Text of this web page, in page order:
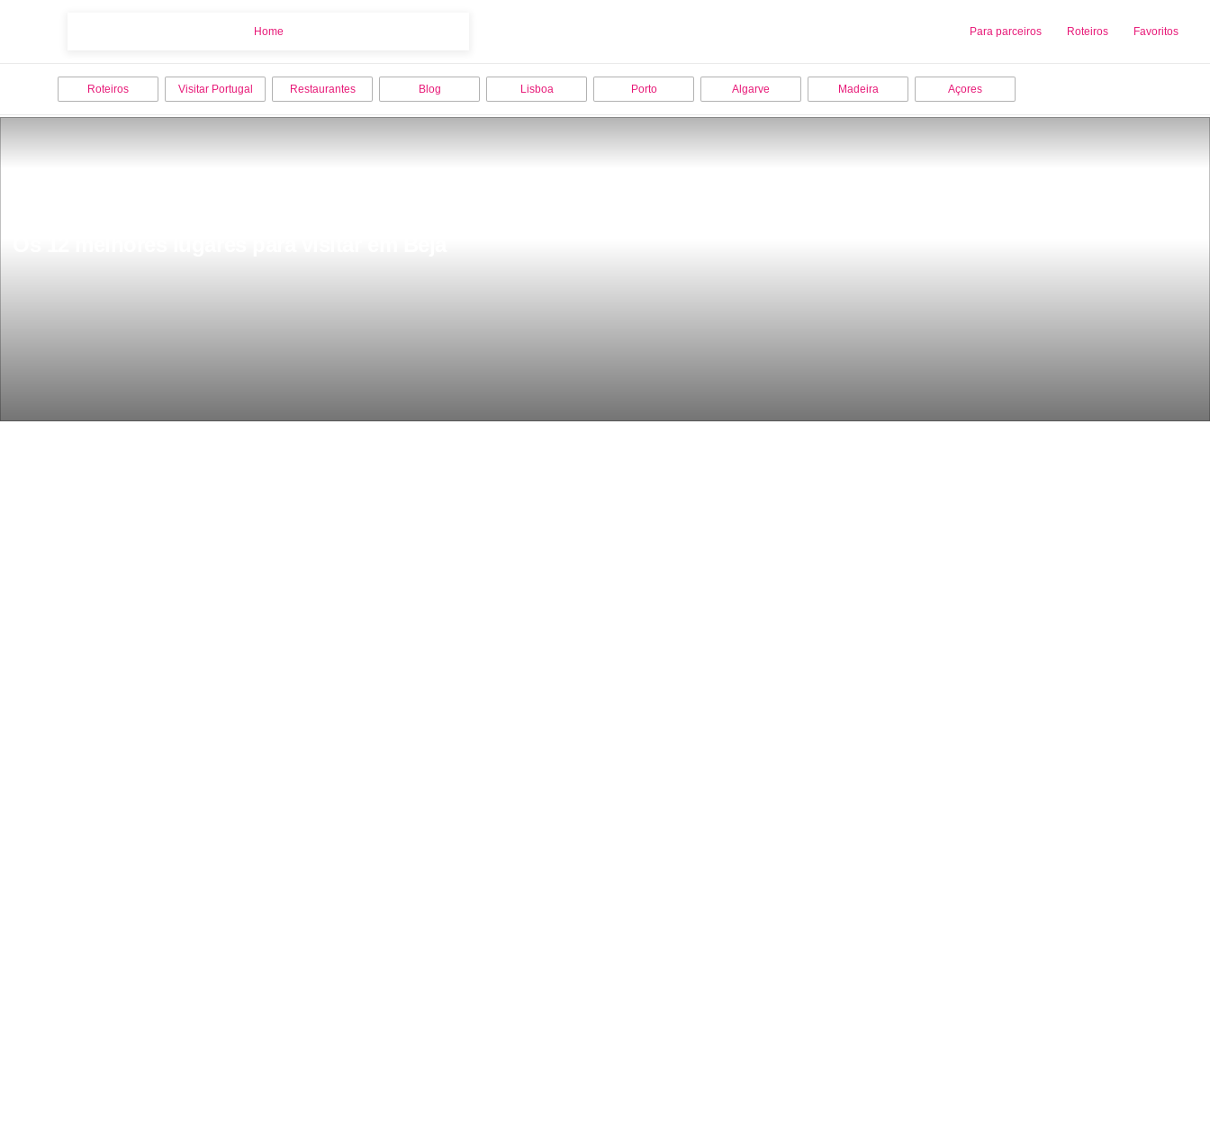
Home Para parceiros Roteiros Favoritos
Sobre nós Adicionar uma Empresa
Roteiros Visitar Portugal Restaurantes Blog Lisboa Porto Algarve Madeira Açores